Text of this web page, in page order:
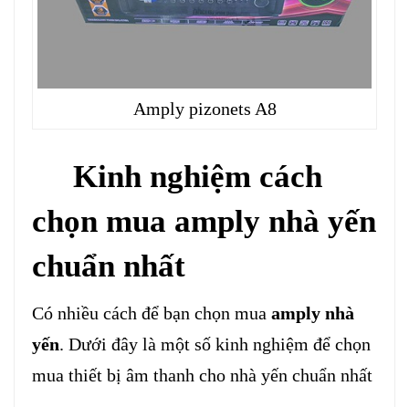
Amply pizonets A8
Kinh nghiệm cách
chọn mua amply nhà yến
chuẩn nhất
Có nhiều cách để bạn chọn mua amply nhà
yến. Dưới đây là một số kinh nghiệm để chọn
mua thiết bị âm thanh cho nhà yến chuẩn nhất